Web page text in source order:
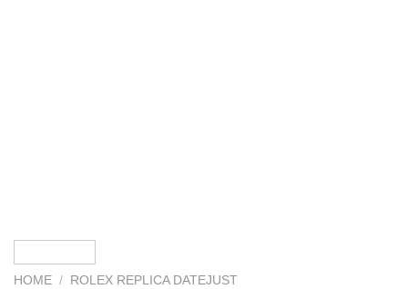
HOME / ROLEX REPLICA DATEJUST